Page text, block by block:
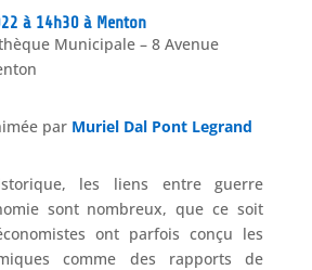
à 14h30 à Menton
Municipale – 8 Avenue
par Muriel Dal Pont Legrand
les liens entre guerre
sont nombreux, que ce soit
ont parfois conçu les
comme des rapports de